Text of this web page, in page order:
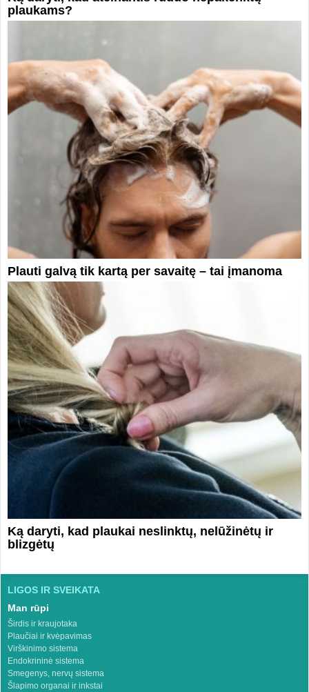
plaukams?
Plauti galvą tik kartą per savaitę – tai įmanoma
Ką daryti, kad plaukai neslinktų, nelūžinėtų ir
blizgėtų
LIGOS IR SVEIKATA
Man rūpi
Širdis ir kraujotaka
Plaučiai ir kvėpavimas
Virškinimo sistema
Endokrininė sistema
Smegenys, nervų sistema
Šlapimo organai ir inkstai